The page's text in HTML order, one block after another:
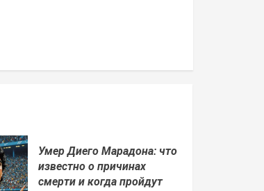
Умер Диего Марадона: что
известно о причинах
смерти и когда пройдут